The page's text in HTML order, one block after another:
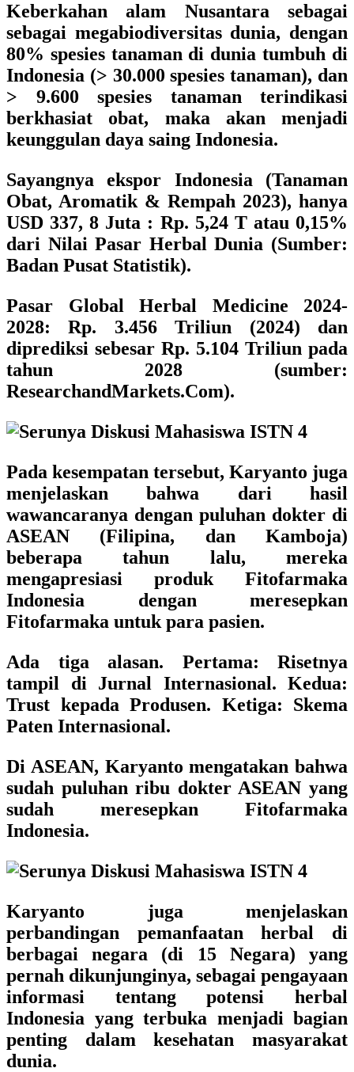
Keberkahan alam Nusantara sebagai
sebagai megabiodiversitas dunia, dengan
80% spesies tanaman di dunia tumbuh di
Indonesia (> 30.000 spesies tanaman), dan
> 9.600 spesies tanaman terindikasi
berkhasiat obat, maka akan menjadi
keunggulan daya saing Indonesia.
Sayangnya ekspor Indonesia (Tanaman
Obat, Aromatik & Rempah 2023), hanya
USD 337, 8 Juta : Rp. 5,24 T atau 0,15%
dari Nilai Pasar Herbal Dunia (Sumber:
Badan Pusat Statistik).
Pasar Global Herbal Medicine 2024-
2028: Rp. 3.456 Triliun (2024) dan
diprediksi sebesar Rp. 5.104 Triliun pada
tahun 2028 (sumber:
ResearchandMarkets.Com).
Pada kesempatan tersebut, Karyanto juga
menjelaskan bahwa dari hasil
wawancaranya dengan puluhan dokter di
ASEAN (Filipina, dan Kamboja)
beberapa tahun lalu, mereka
mengapresiasi produk Fitofarmaka
Indonesia dengan meresepkan
Fitofarmaka untuk para pasien.
Ada tiga alasan. Pertama: Risetnya
tampil di Jurnal Internasional. Kedua:
Trust kepada Produsen. Ketiga: Skema
Paten Internasional.
Di ASEAN, Karyanto mengatakan bahwa
sudah puluhan ribu dokter ASEAN yang
sudah meresepkan Fitofarmaka
Indonesia.
Karyanto juga menjelaskan
perbandingan pemanfaatan herbal di
berbagai negara (di 15 Negara) yang
pernah dikunjunginya, sebagai pengayaan
informasi tentang potensi herbal
Indonesia yang terbuka menjadi bagian
penting dalam kesehatan masyarakat
dunia.